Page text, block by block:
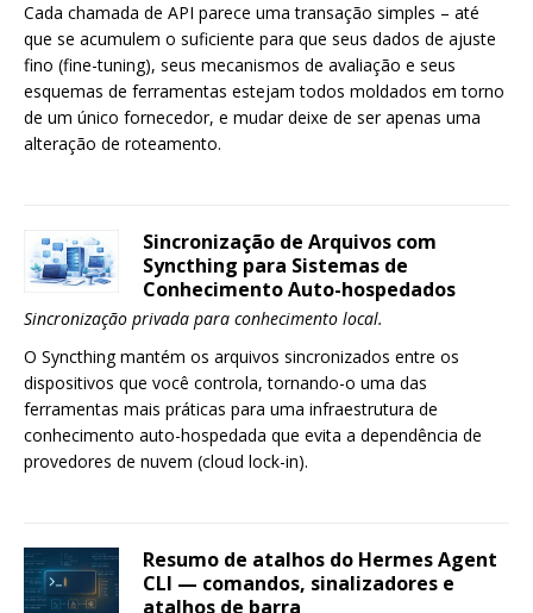
Cada chamada de API parece uma transação simples – até
que se acumulem o suficiente para que seus dados de ajuste
fino (fine-tuning), seus mecanismos de avaliação e seus
esquemas de ferramentas estejam todos moldados em torno
de um único fornecedor, e mudar deixe de ser apenas uma
alteração de roteamento.
Sincronização de Arquivos com
Syncthing para Sistemas de
Conhecimento Auto-hospedados
Sincronização privada para conhecimento local.
O Syncthing mantém os arquivos sincronizados entre os
dispositivos que você controla, tornando-o uma das
ferramentas mais práticas para uma infraestrutura de
conhecimento auto-hospedada que evita a dependência de
provedores de nuvem (cloud lock-in).
Resumo de atalhos do Hermes Agent
CLI — comandos, sinalizadores e
atalhos de barra